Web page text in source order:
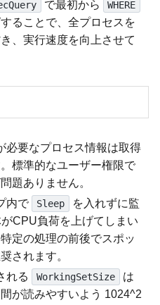
で最初から WHERE
ることで、全プロセスを
、実行速度を向上させて
必要なプロセス情報は取得
標準的なユーザー権限で
題ありません。
内で Sleep
を入れずに監
CPU負荷を上げてしまい
定の処理の前後でスポッ
されます。
れる WorkingSetSize
は
が読みやすいよう 1024^2